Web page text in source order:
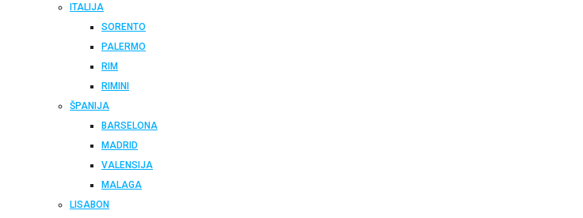
ITALIJA
SORENTO
PALERMO
RIM
RIMINI
ŠPANIJA
BARSELONA
MADRID
VALENSIJA
MALAGA
LISABON